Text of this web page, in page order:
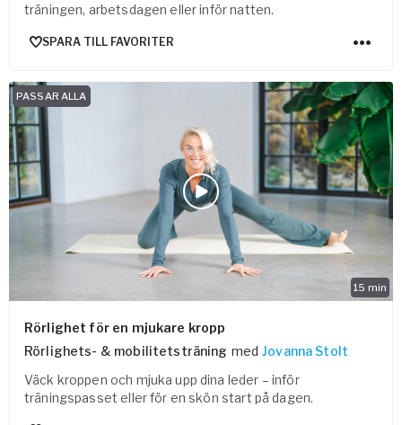
träningen, arbetsdagen eller inför natten.
SPARA TILL FAVORITER
15 min
PASSAR ALLA
Rörlighet för en mjukare kropp
Rörlighets- & mobilitetsträning med Jovanna Stolt
Väck kroppen och mjuka upp dina leder – inför
träningspasset eller för en skön start på dagen.